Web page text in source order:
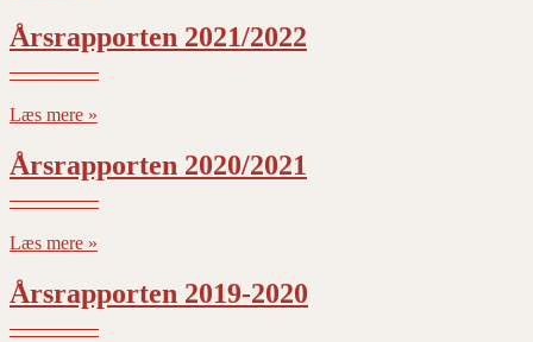
Årsrapporten 2021/2022
Læs mere »
Årsrapporten 2020/2021
Læs mere »
Årsrapporten 2019-2020